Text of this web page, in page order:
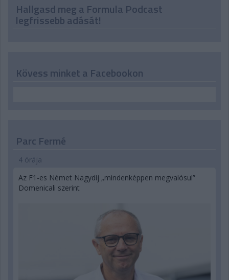
Hallgasd meg a Formula Podcast
legfrissebb adását!
Kövess minket a Facebookon
Parc Fermé
4 órája
Az F1-es Német Nagydíj „mindenképpen megvalósul”
Domenicali szerint